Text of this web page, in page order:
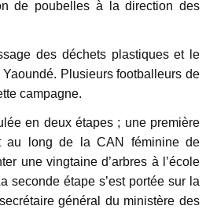
de poubelles à la direction des
des déchets plastiques et le
Plusieurs footballeurs de
campagne.
en deux étapes ; une première
au long de la CAN féminine de
une vingtaine d’arbres à l’école
seconde étape s’est portée sur la
général du ministère des